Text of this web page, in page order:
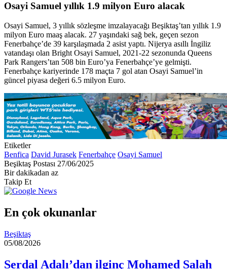
Osayi Samuel yıllık 1.9 milyon Euro alacak
Osayi Samuel, 3 yıllık sözleşme imzalayacağı Beşiktaş’tan yıllık 1.9
milyon Euro maaş alacak. 27 yaşındaki sağ bek, geçen sezon
Fenerbahçe’de 39 karşılaşmada 2 asist yaptı. Nijerya asıllı İngiliz
vatandaşı olan Bright Osayi Samuel, 2021-22 sezonunda Queens
Park Rangers’tan 508 bin Euro’ya Fenerbahçe’ye gelmişti.
Fenerbahçe kariyerinde 178 maçta 7 gol atan Osayi Samuel’in
güncel piyasa değeri 6.5 milyon Euro.
Etiketler
Benfica David Jurasek Fenerbahçe Osayi Samuel
Beşiktaş Postası Bir
e-
27/06/2025
Bir dakikadan az
Takip Et
En çok okunanlar
Beşiktaş
05/08/2026
Serdal Adalı’dan ilginç Mohamed Salah